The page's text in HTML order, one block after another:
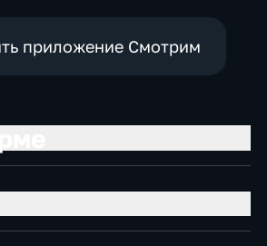
приложение Смотрим